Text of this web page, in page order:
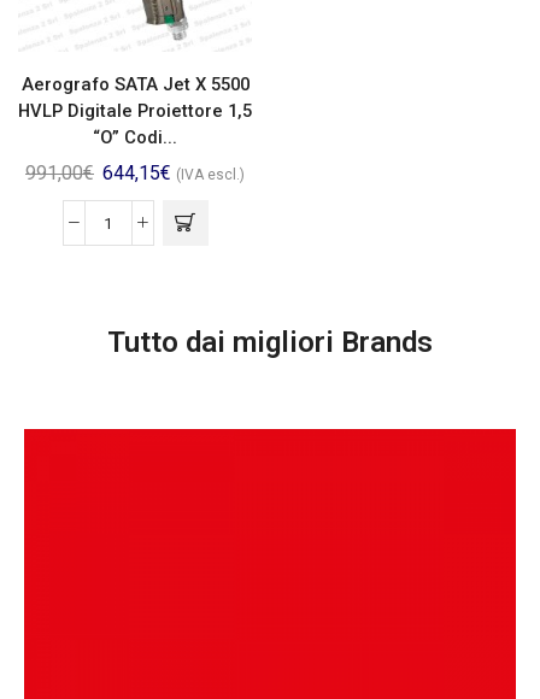
Aerografo SATA Jet X 5500
HVLP Digitale Proiettore 1,5
“O” Codi...
991,00€ 644,15€ (IVA escl.)
Tutto dai migliori Brands